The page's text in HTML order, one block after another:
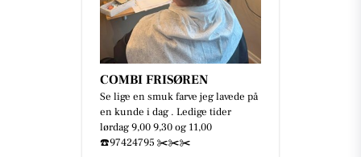
COMBI FRISØREN
Se lige en smuk farve jeg lavede på
en kunde i dag . Ledige tider
lørdag 9,00 9,30 og 11,00
☎️97424795 ✂️✂️✂️